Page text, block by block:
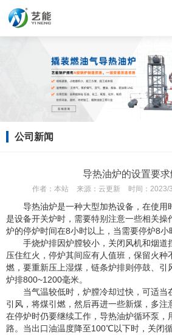
公司新闻
导热油炉的设置要
作者： 本站 来源： 云更新 时间： 2023/
导热油炉是一种大型加热设备，在使用
是设备开关炉时，需要特别注意一些相关操
炉的停炉时间在8小时以上，当需要停炉8小
手烧炉排因炉膛较小，关闭风机和烟道
压住红火，停炉其间应有人值班，保留火种
燃，要重新压上湿煤，链条炉排则停鼓、引
炉排800~1200毫米。
当气温较低时，炉膛冷却过快，可适当
引风，将煤引燃，然后再进一些新煤，多注
在停炉时仍要继续工作，导热油炉循环泵，
路。当出口油温度降至100℃以下时，关闭循